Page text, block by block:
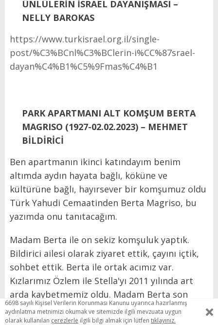
ÜNLÜLERİN İSRAEL DAYANIŞMASI –
NELLY BAROKAS
https://www.turkisrael.org.il/single-
post/%C3%BCnl%C3%BClerin-i%CC%87srael-
dayan%C4%B1%C5%9Fmas%C4%B1
PARK APARTMANI ALT KOMŞUM BERTA
MAGRISO (1927-02.02.2023) – MEHMET
BİLDİRİCİ
Ben apartmanın ikinci katındayım benim
altımda aydın hayata bağlı, köküne ve
kültürüne bağlı, hayırsever bir komşumuz oldu
Türk Yahudi Cemaatinden Berta Magriso, bu
yazımda onu tanıtacağım.
Madam Berta ile on sekiz komşuluk yaptık.
Bildirici ailesi olarak ziyaret ettik, çayını içtik,
sohbet ettik. Berta ile ortak acımız var.
Kızlarımız Özlem ile Stella'yı 2011 yılında art
arda kaybetmemiz oldu. Madam Berta son
yılında Galata Kuledibi Musevi Cemaati Huzur
evinde geçirdi, 6 Şubat 2023 tarihinde hayatını
6698 sayılı Kişisel Verilerin Korunması Kanunu uyarınca hazırlanmış
aydınlatma metnimizi okumak ve sitemizde ilgili mevzuata uygun
olarak kullanılan çerezlerle ilgili bilgi almak için lütfen tıklayınız.